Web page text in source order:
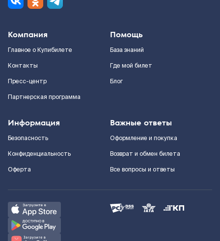
Компания
Главное о Купибилете
Контакты
Пресс-центр
Партнерская программа
Помощь
База знаний
Где мой билет
Блог
Информация
Безопасность
Конфиденциальность
Оферта
Важные ответы
Оформление и покупка
Возврат и обмен билета
Все вопросы и ответы